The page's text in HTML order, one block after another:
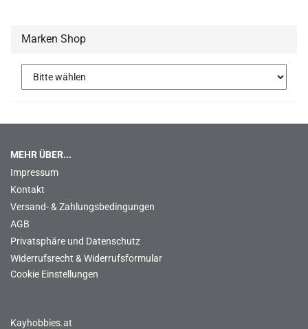
Marken Shop
MEHR ÜBER...
Impressum
Kontakt
Versand- & Zahlungsbedingungen
AGB
Privatsphäre und Datenschutz
Widerrufsrecht & Widerrufsformular
Cookie Einstellungen
Kayhobbies.at